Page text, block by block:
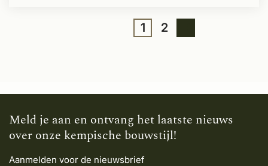
1 2
Meld je aan en ontvang het laatste nieuws
over onze kempische bouwstijl!
Aanmelden voor de nieuwsbrief